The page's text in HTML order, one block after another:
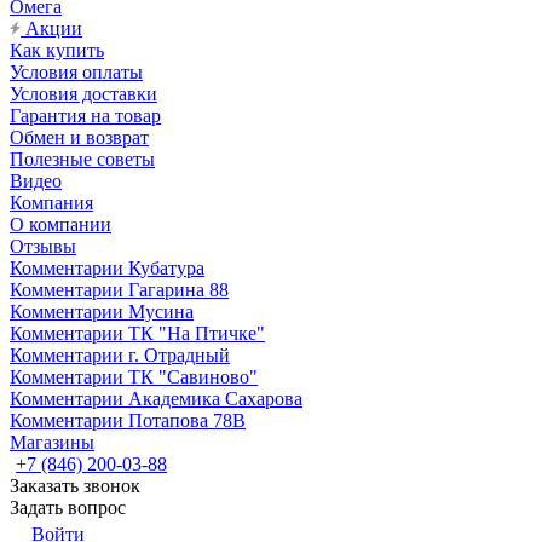
Омега
Акции
Как купить
Условия оплаты
Условия доставки
Гарантия на товар
Обмен и возврат
Полезные советы
Видео
Компания
О компании
Отзывы
Комментарии Кубатура
Комментарии Гагарина 88
Комментарии Мусина
Комментарии ТК "На Птичке"
Комментарии г. Отрадный
Комментарии ТК "Савиново"
Комментарии Академика Сахарова
Комментарии Потапова 78В
Магазины
+7 (846) 200-03-88
Заказать звонок
Задать вопрос
Войти